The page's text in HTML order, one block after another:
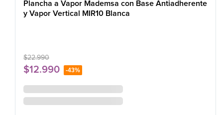
Plancha a Vapor Mademsa con Base Antiadherente
y Vapor Vertical MIR10 Blanca
$22.990
$12.990 -43%